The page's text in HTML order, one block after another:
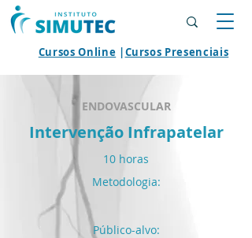
Cursos Online |Cursos Presenciais
ENDOVASCULAR
Intervenção Infrapatelar
10 horas
Metodologia:
Público-alvo: